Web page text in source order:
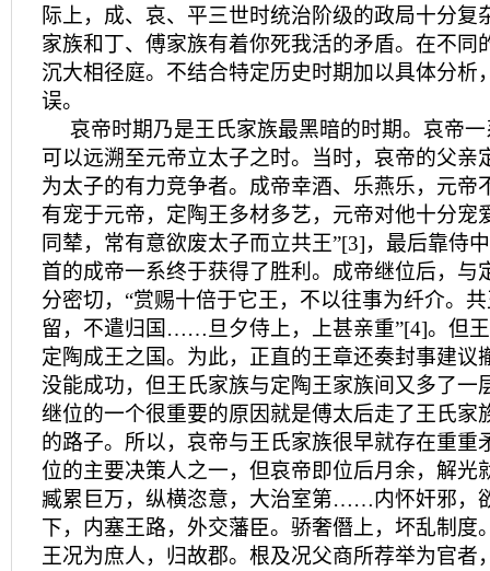
际上，成、哀、平三世时统治阶级的政局十分复
家族和丁、傅家族有着你死我活的矛盾。在不同
沉大相径庭。不结合特定历史时期加以具体分析
误。
哀帝时期乃是王氏家族最黑暗的时期。哀帝
可以远溯至元帝立太子之时。当时，哀帝的父亲
为太子的有力竞争者。成帝幸酒、乐燕乐，元帝
有宠于元帝，定陶王多材多艺，元帝对他十分宠
同辇，常有意欲废太子而立共王”[3]，最后靠侍
首的成帝一系终于获得了胜利。成帝继位后，与
分密切，“赏赐十倍于它王，不以往事为纤介。
留，不遣归国……旦夕侍上，上甚亲重”[4]。但
定陶成王之国。为此，正直的王章还奏封事建议
没能成功，但王氏家族与定陶王家族间又多了一
继位的一个很重要的原因就是傅太后走了王氏家
的路子。所以，哀帝与王氏家族很早就存在重重
位的主要决策人之一，但哀帝即位后月余，解光
臧累巨万，纵横恣意，大治室第……内怀奸邪
下，内塞王路，外交藩臣。骄奢僭上，坏乱制度
王况为庶人，归故郡。根及况父商所荐举为官者